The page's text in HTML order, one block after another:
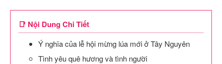
📑 Nội Dung Chi Tiết
Ý nghĩa của lễ hội mừng lúa mới ở Tây Nguyên
Tình yêu quê hương và tình người